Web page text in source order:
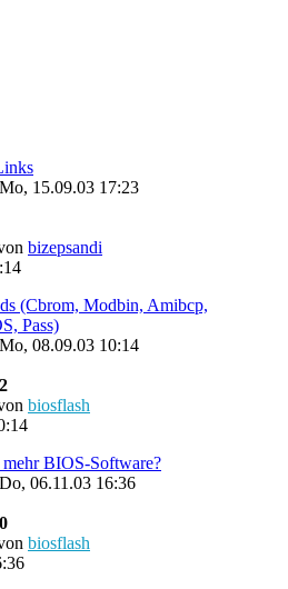
Mo, 15.09.03 17:23
bizepsandi
(Cbrom, Modbin, Amibcp,
Pass)
Mo, 08.09.03 10:14
biosflash
BIOS-Software?
Do, 06.11.03 16:36
biosflash